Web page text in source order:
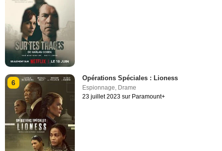
6
Opérations Spéciales : Lioness
Espionnage Drame
23 juillet 2023 sur Paramount+